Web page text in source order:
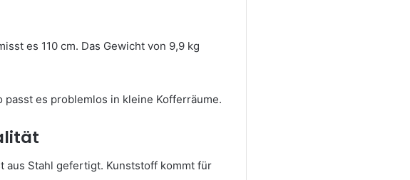
es 110 cm. Das Gewicht von 9,9 kg
es problemlos in kleine Kofferräume.
aus Stahl gefertigt. Kunststoff kommt für